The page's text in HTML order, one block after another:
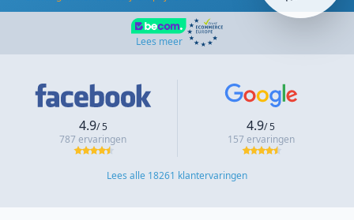
Lees meer
4.9/ 5
787 ervaringen
4.9/ 5
157 ervaringen
Lees alle 18261 klantervaringen